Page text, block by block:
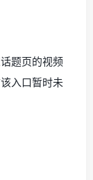
题页的视频
入口暂时未